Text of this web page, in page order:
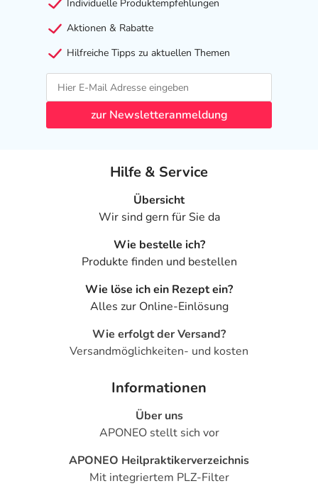
Individuelle Produktempfehlungen
Aktionen & Rabatte
Hilfreiche Tipps zu aktuellen Themen
zur Newsletteranmeldung
Hilfe & Service
Übersicht
Wir sind gern für Sie da
Wie bestelle ich?
Produkte finden und bestellen
Wie löse ich ein Rezept ein?
Alles zur Online-Einlösung
Wie erfolgt der Versand?
Versandmöglichkeiten- und kosten
Informationen
Über uns
APONEO stellt sich vor
APONEO Heilpraktikerverzeichnis
Mit integriertem PLZ-Filter